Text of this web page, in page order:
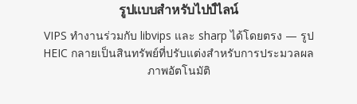
รูปแบบสำหรับไปป์ไลน์
VIPS ทำงานร่วมกับ libvips และ sharp ได้โดยตรง — รูป
HEIC กลายเป็นสินทรัพย์ที่ปรับแต่งสำหรับการประมวลผล
ภาพอัตโนมัติ